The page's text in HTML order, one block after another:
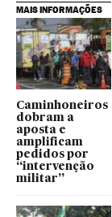
MAIS INFORMAÇÕES
Caminhoneiros
dobram a
aposta e
amplificam
pedidos por
“intervenção
militar”